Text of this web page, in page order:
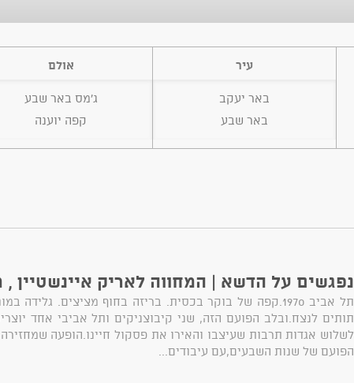
עיר
באר יעקב
באר שבע
אולם
ג'מס באר שבע
קפה יוענה
נפגשים על הדשא | המחווה לאריק איינשטיין ,
תל אביב 1970.קפה של בוקר בכסית. בריזה בחוף מציצים.
תותים לנצח.ובלב הפועם הזה, שני קיבוצניקים ותל אביבי אחד
לשלוש אגדות תרבות שעיצבו והאירו את פסקול חיינו.הופעה
הפועם של שנות השבעים,עם עיבודים...